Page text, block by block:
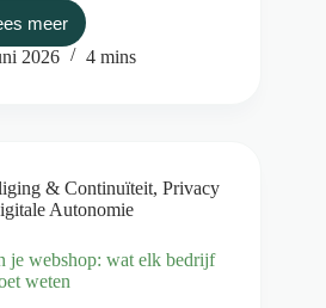
meer
Wat
te
Windows
10
2026 4 mins
& Continuïteit, Privacy
Autonomie
je webshop: wat elk bedrijf
weten